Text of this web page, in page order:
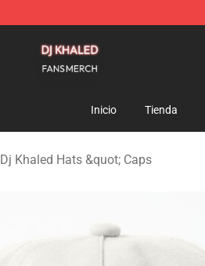
Inicio Tienda
Dj Khaled Hats &quot; Caps